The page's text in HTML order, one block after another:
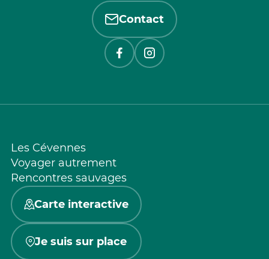
Contact
Les Cévennes
Voyager autrement
Rencontres sauvages
Carte interactive
Je suis sur place